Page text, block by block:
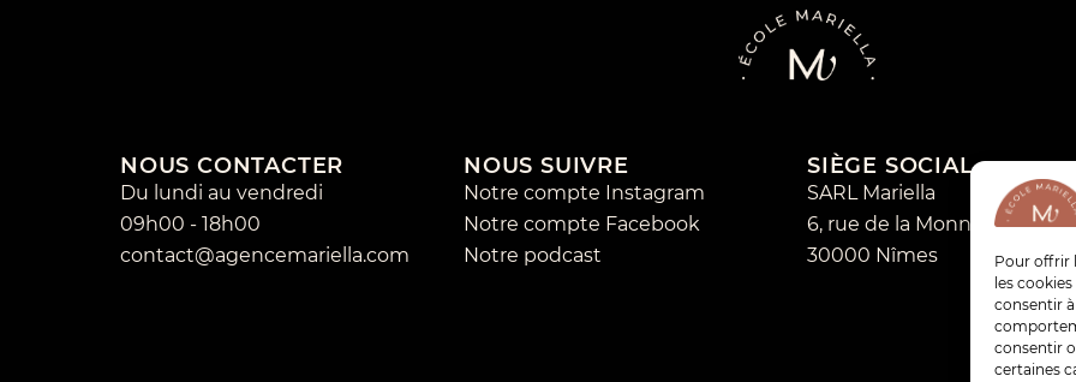
Pour offrir
les
consentir
consentir
certaines
NOUS CONTACTER
Du lundi au vendredi
09h00 - 18h00
contact@agencemariella.com
NOUS SUIVRE
Notre compte Instagram
Notre compte Facebook
Notre podcast
SIÈGE SOCIAL
SARL Mariella
6, rue de la Monnaie
30000 Nîmes